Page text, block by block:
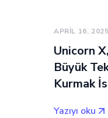
APRIL 16, 2025
Unicorn
Büyük
Kurmak
Yazıyı oku